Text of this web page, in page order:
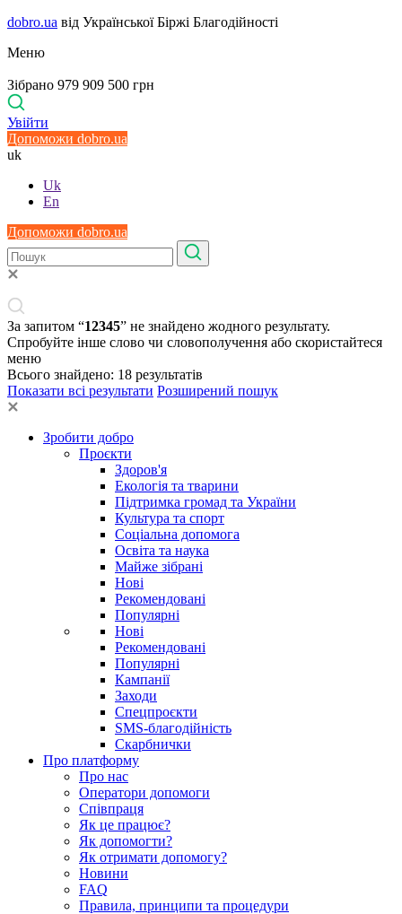
dobro.ua від Української Біржі Благодійності
Меню
Зібрано 979 909 500 грн
Увійти
Допоможи dobro.ua
uk
Uk
En
Допоможи dobro.ua
За запитом “12345” не знайдено жодного результату.
Спробуйте інше слово чи словополучення або скористайтеся
меню
Всього знайдено: 18 результатів
Показати всі результати Розширений пошук
Зробити добро
Проєкти
Здоров'я
Екологія та тварини
Підтримка громад та України
Культура та спорт
Соціальна допомога
Освіта та наука
Майже зібрані
Нові
Рекомендовані
Популярні
Нові
Рекомендовані
Популярні
Кампанії
Заходи
Спецпроєкти
SMS-благодійність
Скарбнички
Про платформу
Про нас
Оператори допомоги
Співпраця
Як це працює?
Як допомогти?
Як отримати допомогу?
Новини
FAQ
Правила, принципи та процедури